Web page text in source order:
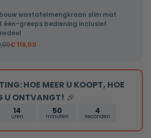
wastafelmengkraan slim mat
één-greeps bediening inclusief
€ 119,00
HOE MEER U KOOPT, HOE
U ONTVANGT! 🎉
14
uren
50
minuten
3
seconden